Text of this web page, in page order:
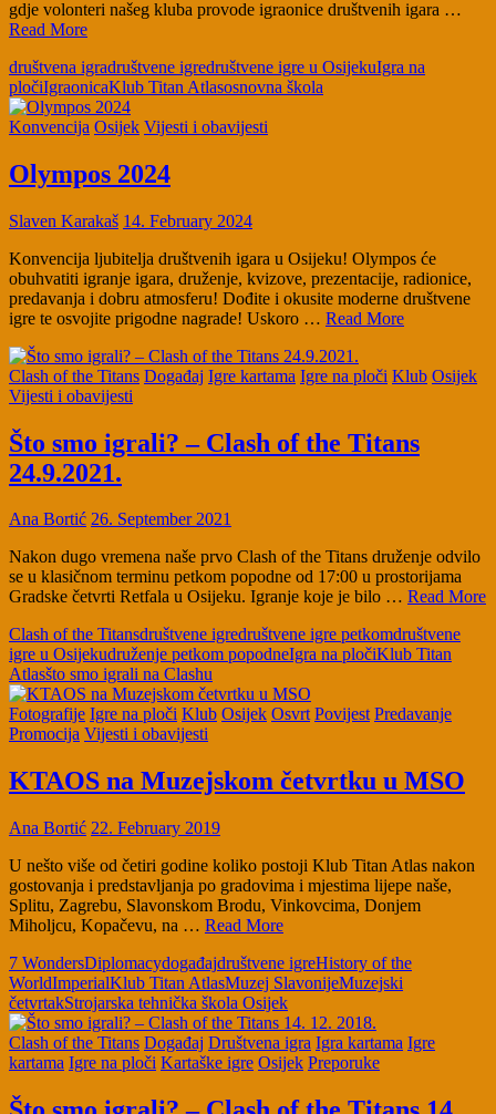
gdje volonteri našeg kluba provode igraonice društvenih igara …
Read More
društvena igradruštvene igredruštvene igre u OsijekuIgra na
pločiIgraonicaKlub Titan Atlasosnovna škola
Konvencija Osijek Vijesti i obavijesti
Olympos 2024
Slaven Karakaš 14. February 2024
Konvencija ljubitelja društvenih igara u Osijeku! Olympos će
obuhvatiti igranje igara, druženje, kvizove, prezentacije, radionice,
predavanja i dobru atmosferu! Dođite i okusite moderne društvene
igre te osvojite prigodne nagrade! Uskoro … Read More
Clash of the Titans Događaj Igre kartama Igre na ploči Klub Osijek
Vijesti i obavijesti
Što smo igrali? – Clash of the Titans
24.9.2021.
Ana Bortić 26. September 2021
Nakon dugo vremena naše prvo Clash of the Titans druženje odvilo
se u klasičnom terminu petkom popodne od 17:00 u prostorijama
Gradske četvrti Retfala u Osijeku. Igranje koje je bilo … Read More
Clash of the Titansdruštvene igredruštvene igre petkomdruštvene
igre u Osijekudruženje petkom popodneIgra na pločiKlub Titan
Atlasšto smo igrali na Clashu
Fotografije Igre na ploči Klub Osijek Osvrt Povijest Predavanje
Promocija Vijesti i obavijesti
KTAOS na Muzejskom četvrtku u MSO
Ana Bortić 22. February 2019
U nešto više od četiri godine koliko postoji Klub Titan Atlas nakon
gostovanja i predstavljanja po gradovima i mjestima lijepe naše,
Splitu, Zagrebu, Slavonskom Brodu, Vinkovcima, Donjem
Miholjcu, Kopačevu, na … Read More
7 WondersDiplomacydogađajdruštvene igreHistory of the
WorldImperialKlub Titan AtlasMuzej SlavonijeMuzejski
četvrtakStrojarska tehnička škola Osijek
Clash of the Titans Događaj Društvena igra Igra kartama Igre
kartama Igre na ploči Kartaške igre Osijek Preporuke